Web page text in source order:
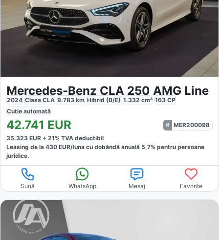
Mercedes-Benz CLA 250 AMG Line
2024 Clasa CLA 9.783 km Hibrid (B/E) 1.332 cm³ 163 CP
Cutie automată
42.741 EUR
MER200098
35.323 EUR + 21% TVA deductibil
Leasing de la 430 EUR/luna cu dobăndă anuală 5,7% pentru persoane
juridice.
Sună WhatsApp Mesaj Favorite